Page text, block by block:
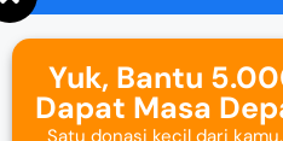
Yuk, Bantu
Dapat Masa
Satu donasi kecil dari